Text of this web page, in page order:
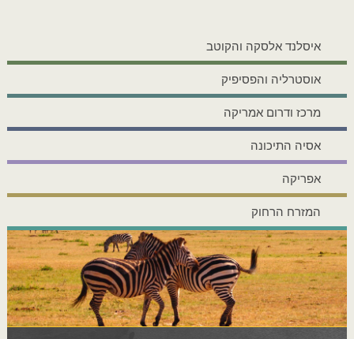
איסלנד אלסקה והקוטב
אוסטרליה והפסיפיק
מרכז ודרום אמריקה
אסיה התיכונה
אפריקה
המזרח הרחוק